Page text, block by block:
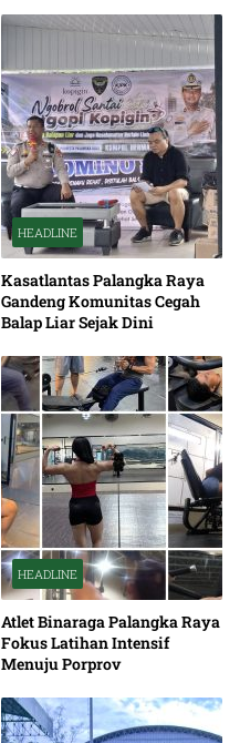
HEADLINE
Kasatlantas Palangka Raya
Gandeng Komunitas Cegah
Balap Liar Sejak Dini
HEADLINE
Atlet Binaraga Palangka Raya
Fokus Latihan Intensif
Menuju Porprov